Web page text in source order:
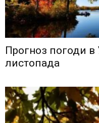
Прогноз погоди в
листопада